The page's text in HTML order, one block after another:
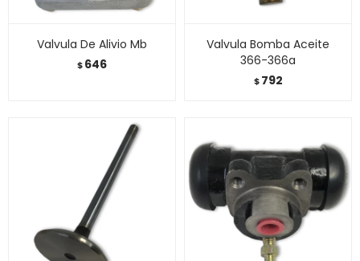
Valvula De Alivio Mb
$646
Valvula Bomba Aceite
366-366a
$ 792